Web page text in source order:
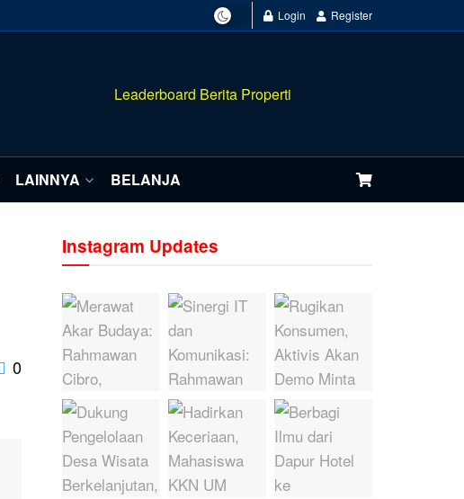
Login Register
LAINNYA BELANJA
0
Instagram Updates